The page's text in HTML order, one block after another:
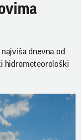
dnevna od
hidrometeorološki